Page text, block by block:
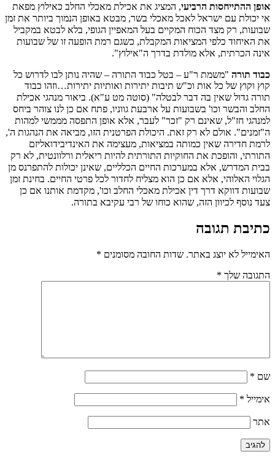
אופן ההתייחסות הרביעי, המציג את אכילת מאכלי החלב כאילוץ מפאת
אי יכולת עם ישראל לאכל מאכלי בשר, מבטא באופן הנמוך ביותר את זמן
שבועות, רק מצד הכוח המקיים בעל המאפיין הגופי, בלא לבטא במקביל
את האיחוד כלפי המציאות המקבלת, כשגם רמת הופעה זו של שבועות
אינה הכרתית, אלא מולדת בדרך ה"אילוץ".
כבוד תורה "משמת ר"ע – בטל כבוד התורה – שהיה נותן לבו לדרוש כל
קוץ וקוץ של כל אות וכ"ש תיבות יתירות ואותיות יתירות…וזהו כבוד
תורה גדול שאין בה דבר לבטלה" (סוטה מט ע"א). ביאור מנהגי אכילת
החלב והבשר וכו' בשבועות על ארבעת גווניו, פתח אם כן לנו צוהר ביחס
למנהגי חז"ל, שאינם רק "זכר" לעבר, אלא אופן התפסה מממשי למהות
ה"זמנים". אולם לא רק זאת. היכולת הפרטנית הזו, מביאה את הנהגות ה',
לרמת חדירה שאין כמותה במציאות, מעצימה את האינדיבידואליזם
התורתי, והופכת את החוקיות התורתית להיות ריאלית ורלוונטית, לא רק
בבית המדרש, אלא במערכות החיים הכלליים, שאינן יכולות להתפרנס מן
הגלוי האלוהי, אלא אם כן הוא מצליח לחדור לכל פרטי החיים. בחינת זמן
שבועות דווקא דרך דין אכילת מאכלי החלב וכו', מקדמת אותנו אם כן
צעד נוסף לכיוון הזה, שהוא כוחו של רבי עקיבא בתורה.
כתיבת תגובה
האימייל לא יוצג באתר. שדות החובה מסומנים *
התגובה שלך *
שם *
אימייל *
אתר